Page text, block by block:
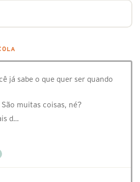
já sabe o que quer ser quando
muitas coisas, né?
d…